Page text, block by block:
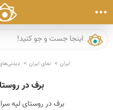
ایران نمای ایران
برف در
برف در روستای لپه